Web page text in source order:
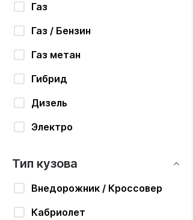
Газ
Газ / Бензин
Газ метан
Гибрид
Дизель
Электро
Тип кузова
Внедорожник / Кроссовер
Кабриолет